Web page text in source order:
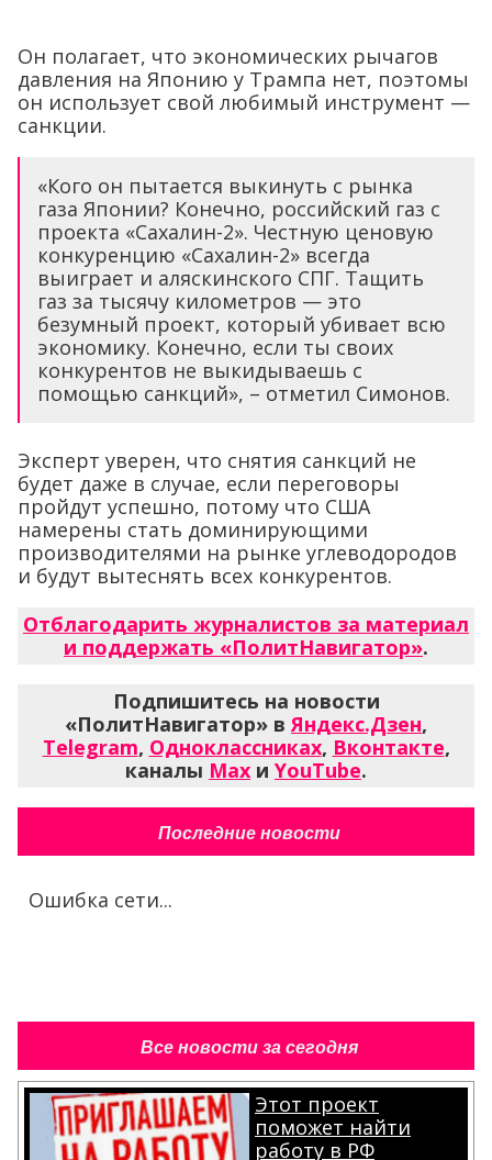
Он полагает, что экономических рычагов
давления на Японию у Трампа нет, поэтомы
он использует свой любимый инструмент —
санкции.
«Кого он пытается выкинуть с рынка
газа Японии? Конечно, российский газ с
проекта «Сахалин-2». Честную ценовую
конкуренцию «Сахалин-2» всегда
выиграет и аляскинского СПГ. Тащить
газ за тысячу километров — это
безумный проект, который убивает всю
экономику. Конечно, если ты своих
конкурентов не выкидываешь с
помощью санкций», – отметил Симонов.
Эксперт уверен, что снятия санкций не
будет даже в случае, если переговоры
пройдут успешно, потому что США
намерены стать доминирующими
производителями на рынке углеводородов
и будут вытеснять всех конкурентов.
Отблагодарить журналистов за материал
и поддержать «ПолитНавигатор».
Подпишитесь на новости
«ПолитНавигатор» вЯндекс.Дзен,
Telegram, Одноклассниках, Вконтакте,
каналы Max и YouTube.
Последние новости
Ошибка сети...
Все новости за сегодня
Этот проект
поможет найти
работу в РФ